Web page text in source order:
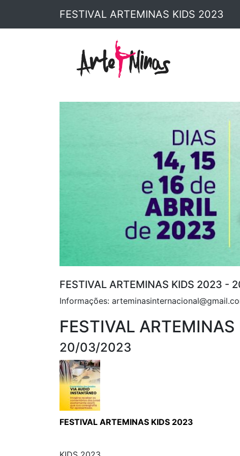
FESTIVAL ARTEMINAS KIDS 2023
FESTIVAL ARTEMINAS KIDS 2023 -
Informações:
FESTIVAL
20/03/2023
FESTIVAL ARTEMINAS KIDS 2023